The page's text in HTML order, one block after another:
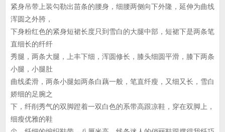
紧身吊带上装勾勒出苗条的腰身，细腰两侧向下外隆，延伸为曲线
浑圆之外胯，
下身粉红色的紧身短裙长度只到雪白的大腿中部，短裙下是两条笔
直细长的纤纤
秀腿，两条大腿，上丰下细，浑圆修长，膝头细圆平滑，膝下两条
小腿，小腿肚
曲线柔滑，两条小腿如两条白藕一般，笔直纤瘦，又细又长，雪白
娇细的足腕之
下，纤削秀气的双脚蹬着一双白色的系带高跟凉鞋，穿在双脚上，
细瘦优雅的鞋